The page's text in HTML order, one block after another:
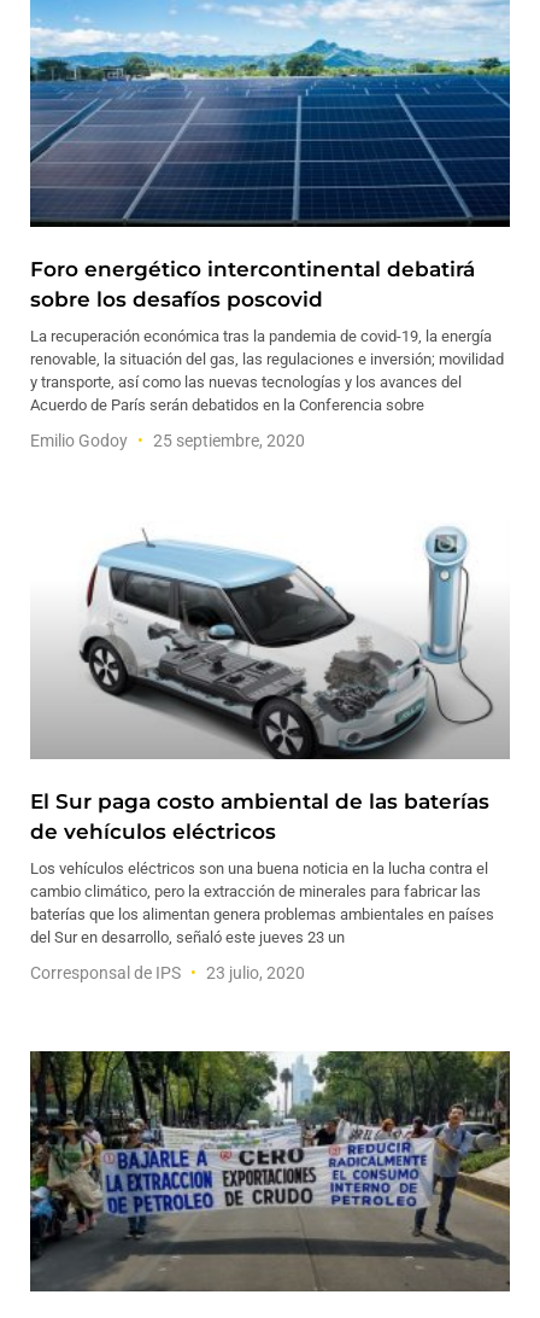
Foro energético intercontinental debatirá
sobre los desafíos poscovid
La recuperación económica tras la pandemia de covid-19, la energía
renovable, la situación del gas, las regulaciones e inversión; movilidad
y transporte, así como las nuevas tecnologías y los avances del
Acuerdo de París serán debatidos en la Conferencia sobre
Emilio Godoy 25 septiembre, 2020
El Sur paga costo ambiental de las baterías
de vehículos eléctricos
Los vehículos eléctricos son una buena noticia en la lucha contra el
cambio climático, pero la extracción de minerales para fabricar las
baterías que los alimentan genera problemas ambientales en países
del Sur en desarrollo, señaló este jueves 23 un
Corresponsal de IPS 23 julio, 2020